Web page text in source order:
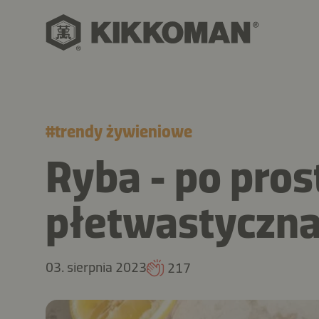
#trendy żywieniowe
Ryba - po
03. sierpnia 2023 217